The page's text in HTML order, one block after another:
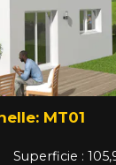
MT01
Superficie :